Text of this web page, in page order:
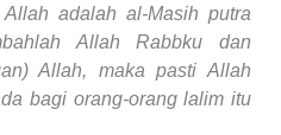
adalah al-Masih putra
Allah Rabbku dan
Allah, maka pasti Allah
bagi orang-orang lalim itu